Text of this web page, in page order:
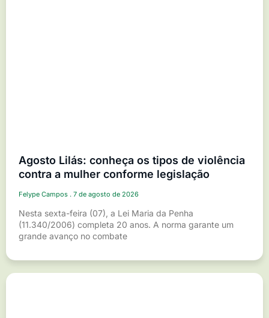
Agosto Lilás: conheça os tipos de violência
contra a mulher conforme legislação
Felype Campos 7 de agosto de 2026
Nesta sexta-feira (07), a Lei Maria da Penha
(11.340/2006) completa 20 anos. A norma garante um
grande avanço no combate